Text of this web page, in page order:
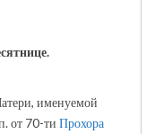
именуемой
от 70-ти Прохора